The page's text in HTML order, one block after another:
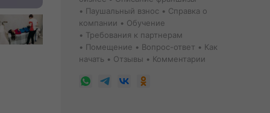
Паушальный взнос
Справка о
компании
Обучение
Требования к партнерам
Помещение
Вопрос-ответ
Как
начать
Отзывы Комментарии